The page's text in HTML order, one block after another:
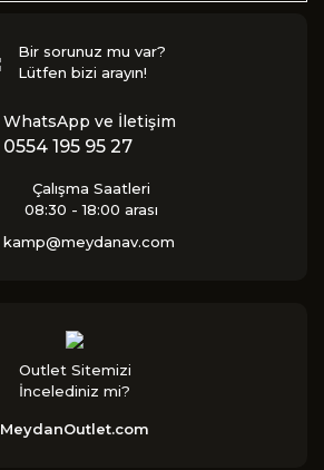
Bir sorunuz mu var?
Lütfen bizi arayın!
WhatsApp ve İletişim
0554 195 95 27
Çalışma Saatleri
08:30 - 18:00 arası
kamp@meydanav.com
Outlet Sitemizi
İncelediniz mi?
MeydanOutlet.com